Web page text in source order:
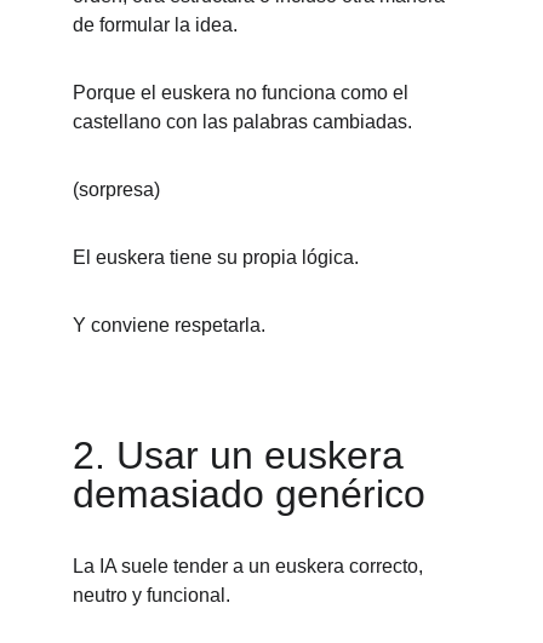
de formular la idea.
Porque el euskera no funciona como el
castellano con las palabras cambiadas.
(sorpresa)
El euskera tiene su propia lógica.
Y conviene respetarla.
2. Usar un euskera
demasiado genérico
La IA suele tender a un euskera correcto,
neutro y funcional.